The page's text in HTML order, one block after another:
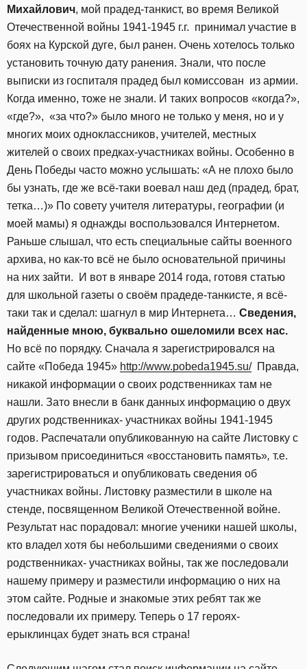
Михайлович, мой прадед-танкист, во время Великой
Отечественной войны 1941-1945 г.г. принимал участие в
боях на Курской дуге, был ранен. Очень хотелось только
установить точную дату ранения. Знали, что после
выписки из госпиталя прадед был комиссован из армии.
Когда именно, тоже не знали. И таких вопросов «когда?»,
«где?», «за что?» было много не только у меня, но и у
многих моих одноклассников, учителей, местных
жителей о своих предках-участниках войны. Особенно в
День Победы часто можно услышать: «А не плохо было
бы узнать, где же всё-таки воевал наш дед (прадед, брат,
тетка…)» По совету учителя литературы, географии (и
моей мамы) я однажды воспользовался Интернетом.
Раньше слышал, что есть специальные сайты военного
архива, но как-то всё не было основательной причины
на них зайти.
И вот в январе 2014 года, готовя статью
для школьной газеты о своём прадеде-танкисте, я всё-
таки так и сделал: шагнул в мир Интернета… Сведения,
найденные мною, буквально ошеломили всех нас.
Но всё по порядку. Сначала я зарегистрировался на
сайте «Победа 1945» http://www.pobeda1945.su/Правда,
никакой информации о своих родственниках там не
нашли. Зато внесли в банк данных информацию о двух
других родственниках- участниках войны 1941-1945
годов. Распечатали опубликованную на сайте Листовку с
призывом присоединиться «восстановить память», т.е.
зарегистрироваться и опубликовать сведения об
участниках войны. Листовку разместили в школе на
стенде, посвященном Великой Отечественной войне.
Результат нас порадовал: многие ученики нашей школы,
кто владел хотя бы небольшими сведениями о своих
родственниках- участниках войны, так же последовали
нашему примеру и разместили информацию о них на
этом сайте. Родные и знакомые этих ребят так же
последовали их примеру. Теперь о 17 героях-
ерыклинцах будет знать вся страна!